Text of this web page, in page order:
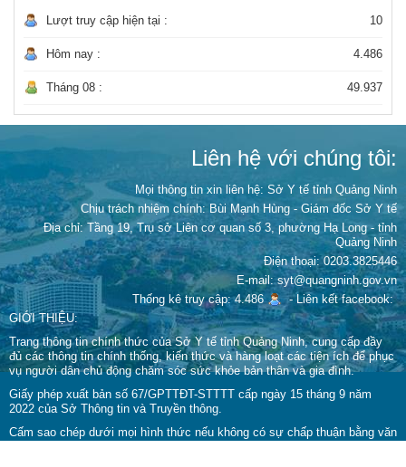
Lượt truy cập hiện tại : 10
Hôm nay : 4.486
Tháng 08 : 49.937
Liên hệ với chúng tôi:
Mọi thông tin xin liên hệ: Sở Y tế tỉnh Quảng Ninh
Chịu trách nhiệm chính: Bùi Mạnh Hùng - Giám đốc Sở Y tế
Địa chỉ: Tầng 19, Trụ sở Liên cơ quan số 3, phường Hạ Long - tỉnh
Quảng Ninh
Điện thoại: 0203.3825446
E-mail: syt@quangninh.gov.vn
Thống kê truy cập: 4.486
-Liên kết facebook:
GIỚI THIỆU:
Trang thông tin chính thức của Sở Y tế tỉnh Quảng Ninh, cung cấp đầy
đủ các thông tin chính thống, kiến thức và hàng loạt các tiện ích để phục
vụ người dân chủ động chăm sóc sức khỏe bản thân và gia đình.
Giấy phép xuất bản số 67/GPTTĐT-STTTT cấp ngày 15 tháng 9 năm
2022 của Sở Thông tin và Truyền thông.
Cấm sao chép dưới mọi hình thức nếu không có sự chấp thuận bằng văn